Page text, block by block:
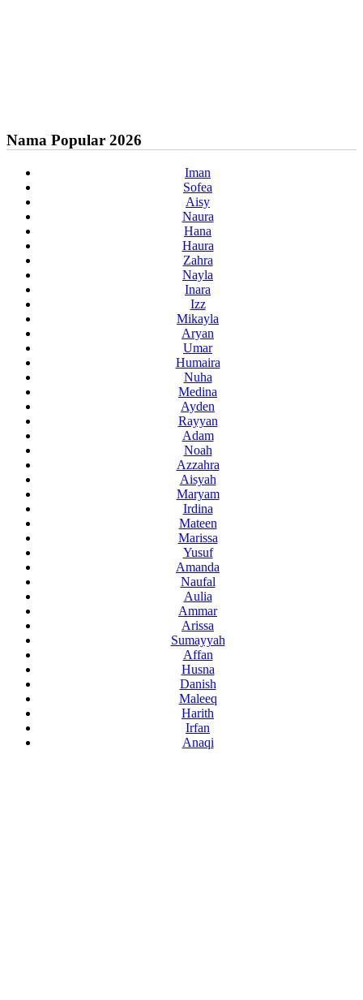
Nama Popular 2026
Iman
Sofea
Aisy
Naura
Hana
Haura
Zahra
Nayla
Inara
Izz
Mikayla
Aryan
Umar
Humaira
Nuha
Medina
Ayden
Rayyan
Adam
Noah
Azzahra
Aisyah
Maryam
Irdina
Mateen
Marissa
Yusuf
Amanda
Naufal
Aulia
Ammar
Arissa
Sumayyah
Affan
Husna
Danish
Maleeq
Harith
Irfan
Anaqi